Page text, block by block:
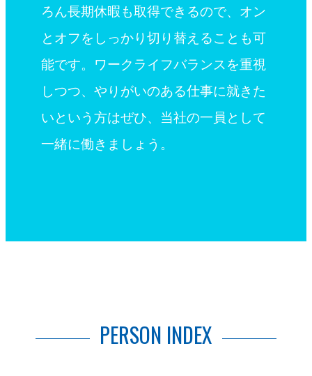
ろん長期休暇も取得できるので、オン
とオフをしっかり切り替えることも可
能です。ワークライフバランスを重視
しつつ、やりがいのある仕事に就きた
いという方はぜひ、当社の一員として
一緒に働きましょう。
PERSON INDEX